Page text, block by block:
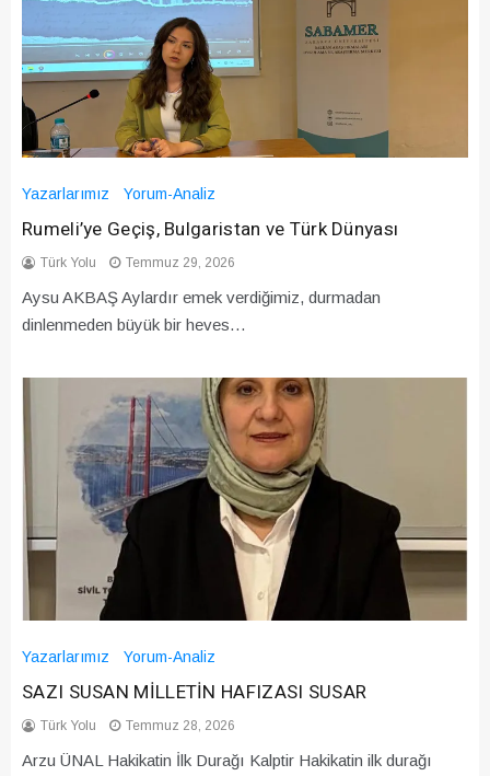
Yazarlarımız Yorum-Analiz
Rumeli’ye Geçiş, Bulgaristan ve Türk Dünyası
Türk Yolu Temmuz 29, 2026
Aysu AKBAŞ Aylardır emek verdiğimiz, durmadan
dinlenmeden büyük bir heves…
Yazarlarımız Yorum-Analiz
SAZI SUSAN MİLLETİN HAFIZASI SUSAR
Türk Yolu Temmuz 28, 2026
Arzu ÜNAL Hakikatin İlk Durağı Kalptir Hakikatin ilk durağı